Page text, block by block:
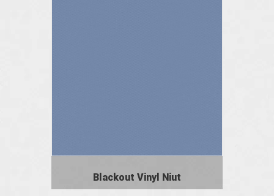
Blackout Vinyl Niut